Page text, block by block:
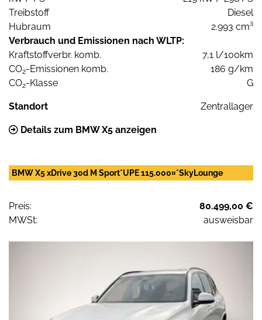
Treibstoff
Diesel
Hubraum
2.993 cm³
Verbrauch und Emissionen nach WLTP:
Kraftstoffverbr. komb.
7,1 l/100km
CO2-Emissionen komb.
186 g/km
CO2-Klasse G
Standort Zentrallager
Details zum BMW X5 anzeigen
BMW X5 xDrive 30d M Sport*UPE 115.000¤*SkyLounge
Preis:
80.499,00 €
MWSt:
ausweisbar